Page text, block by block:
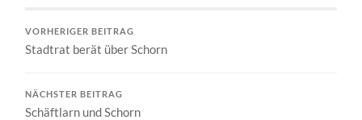
VORHERIGER BEITRAG
Stadtrat berät über Schorn
NÄCHSTER BEITRAG
Schäftlarn und Schorn